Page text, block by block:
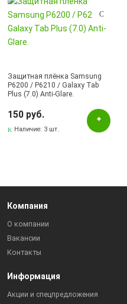
Защитная плёнка Samsung
P6200 / P6210 / Galaxy Tab
Plus (7.0) Anti-Glare.
150 руб.
Наличие: 3 шт.
Компания
О компании
Вакансии
Контакты
Информация
Акции и спецпредложения